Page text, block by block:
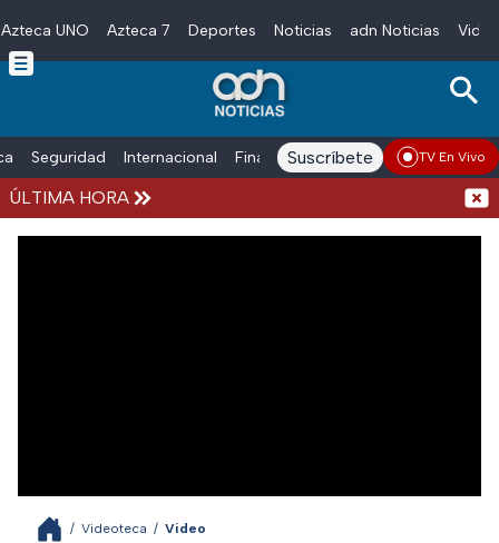
Skip to main content
Azteca UNO Azteca 7 Deportes Noticias adn Noticias
Seguridad Internacional Finanzas adn Noticias Radio
Suscríbete TV En Vivo
ÚLTIMA HORA
/ Videoteca / Video